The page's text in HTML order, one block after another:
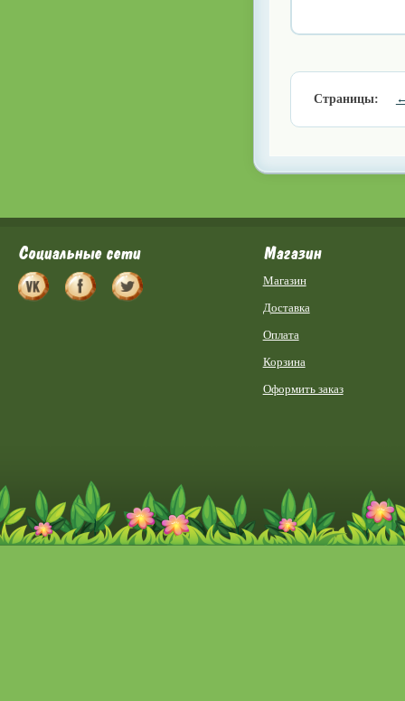
Страницы:
Социальные сети Магазин
Магазин
Доставка
Оплата
Корзина
Оформить заказ